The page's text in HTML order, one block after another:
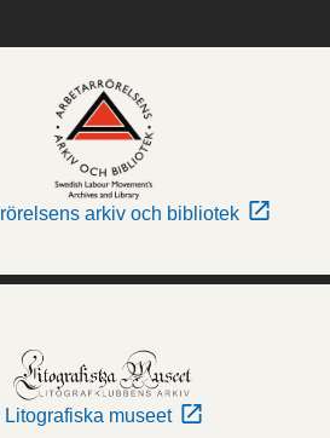
arkiv och bibliotek
Litografiska museet